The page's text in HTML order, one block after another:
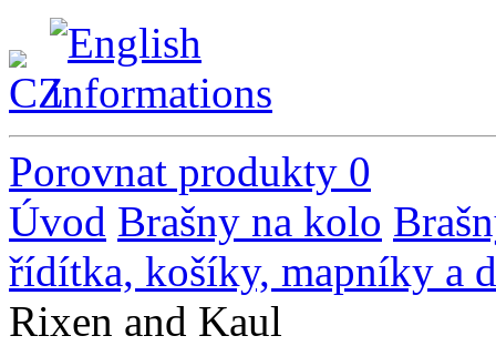
Porovnat produkty 0
Úvod Brašny na kolo
řídítka, košíky, mapníky a
Rixen and Kaul